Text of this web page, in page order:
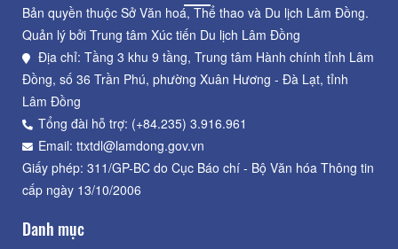
Bản quyền thuộc Sở Văn hoá, Thể thao và Du lịch Lâm Đồng.
Quản lý bởi Trung tâm Xúc tiến Du lịch Lâm Đồng
Địa chỉ: Tầng 3 khu 9 tầng, Trung tâm Hành chính tỉnh Lâm
Đồng, số 36 Trần Phú, phường Xuân Hương - Đà Lạt, tỉnh
Lâm Đồng
Tổng đài hỗ trợ: (+84.235) 3.916.961
Email: ttxtdl@lamdong.gov.vn
Giấy phép: 311/GP-BC do Cục Báo chí - Bộ Văn hóa Thông tin
cấp ngày 13/10/2006
Danh mục